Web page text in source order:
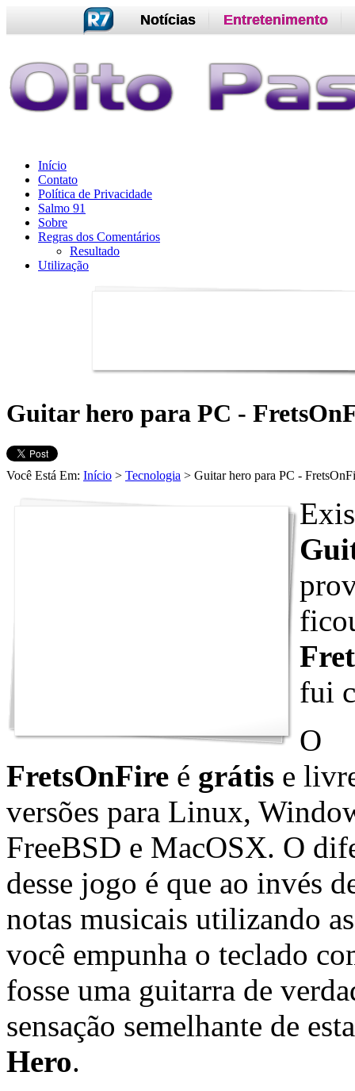
Notícias Entretenimento
Início
Contato
Política de Privacidade
Salmo 91
Sobre
Regras dos Comentários
Resultado
Utilização
Guitar hero para PC -
Você Está Em: Início > Tecnologia > Guitar hero para PC -
fui
O
FretsOnFire é grátis e
versões para Linux,
FreeBSD e MacOSX. O
desse jogo é que ao invés
notas musicais utilizando
você empunha o teclado
fosse uma guitarra de
sensação semelhante de
Hero.